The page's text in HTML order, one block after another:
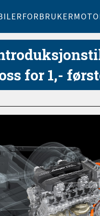
FORBRUKER
for 1,-